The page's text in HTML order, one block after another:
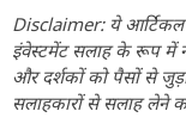
Disclaimer: ये आर्टिकल
इंवेस्टमेंट सलाह के रूप में
और दर्शकों को पैसों से
सलाहकारों से सलाह लेने